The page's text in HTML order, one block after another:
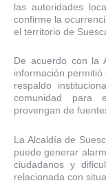
las autoridades
confirme la
el territorio de
De acuerdo con la
información
respaldo
comunidad para
provengan de
La Alcaldía de
puede generar
ciudadanos y
relacionada con